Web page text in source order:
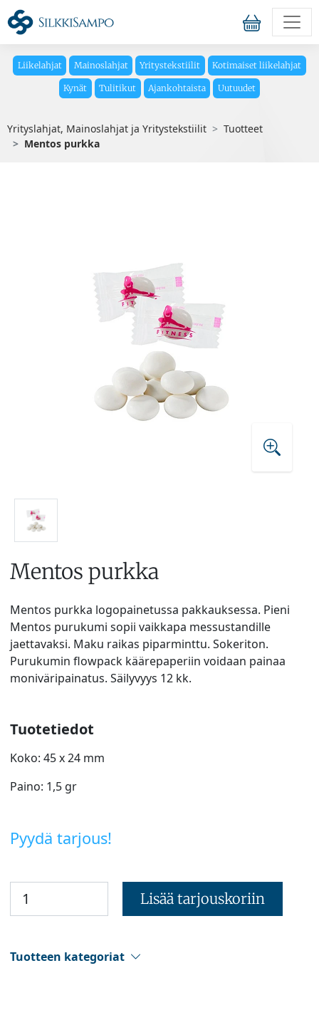
Liikelahjat Mainoslahjat Yritystekstiilit Kotimaiset liikelahjat
Kynät Tulitikut Ajankohtaista Uutuudet
Yrityslahjat, Mainoslahjat ja Yritystekstiilit
Tuotteet
Mentos purkka
Mentos purkka
Mentos purkka logopainetussa pakkauksessa. Pieni
Mentos purukumi sopii vaikkapa messustandille
jaettavaksi. Maku raikas piparminttu. Sokeriton.
Purukumin flowpack käärepaperiin voidaan painaa
moniväripainatus. Säilyvyys 12 kk.
Tuotetiedot
Koko: 45 x 24 mm
Paino: 1,5 gr
Pyydä tarjous!
Lisää tarjouskoriin
Tuotteen kategoriat